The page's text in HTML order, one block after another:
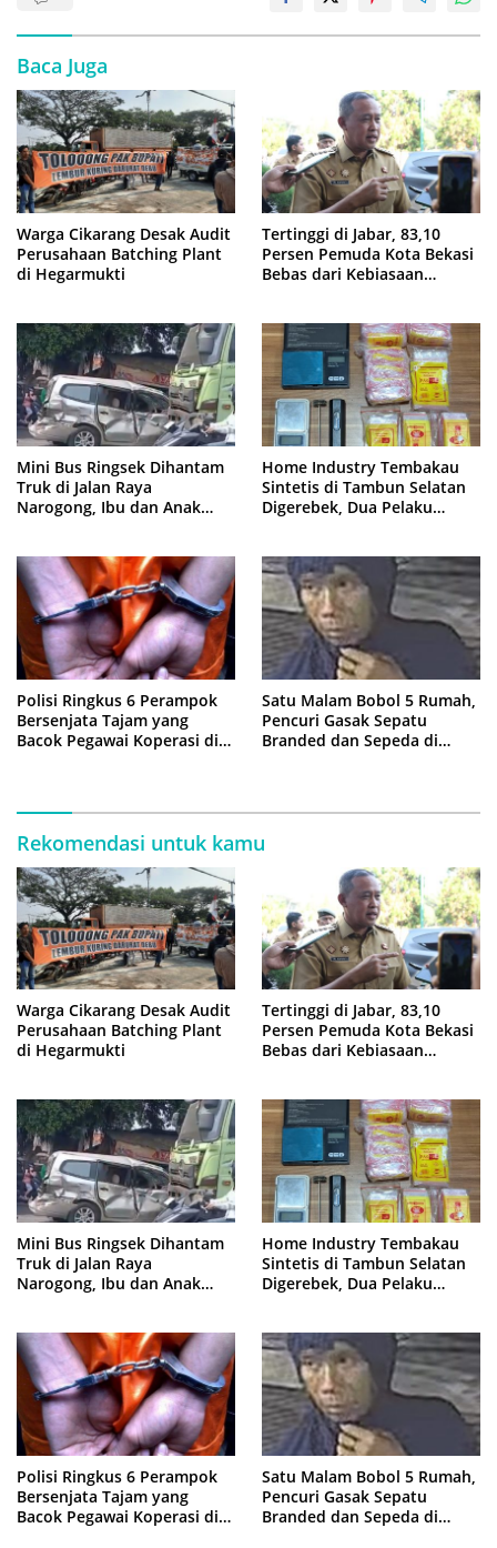
Baca Juga
Warga Cikarang Desak Audit
Perusahaan Batching Plant
di Hegarmukti
Tertinggi di Jabar, 83,10
Persen Pemuda Kota Bekasi
Bebas dari Kebiasaan
Mini Bus Ringsek Dihantam
Truk di Jalan Raya
Narogong, Ibu dan Anak
Home Industry Tembakau
Sintetis di Tambun Selatan
Digerebek, Dua Pelaku
Polisi Ringkus 6 Perampok
Bersenjata Tajam yang
Bacok Pegawai Koperasi di
Satu Malam Bobol 5 Rumah,
Pencuri Gasak Sepatu
Branded dan Sepeda di
Rekomendasi untuk kamu
Warga Cikarang Desak Audit
Perusahaan Batching Plant
di Hegarmukti
Tertinggi di Jabar, 83,10
Persen Pemuda Kota Bekasi
Bebas dari Kebiasaan
Mini Bus Ringsek Dihantam
Truk di Jalan Raya
Narogong, Ibu dan Anak
Home Industry Tembakau
Sintetis di Tambun Selatan
Digerebek, Dua Pelaku
Polisi Ringkus 6 Perampok
Bersenjata Tajam yang
Bacok Pegawai Koperasi di
Satu Malam Bobol 5 Rumah,
Pencuri Gasak Sepatu
Branded dan Sepeda di